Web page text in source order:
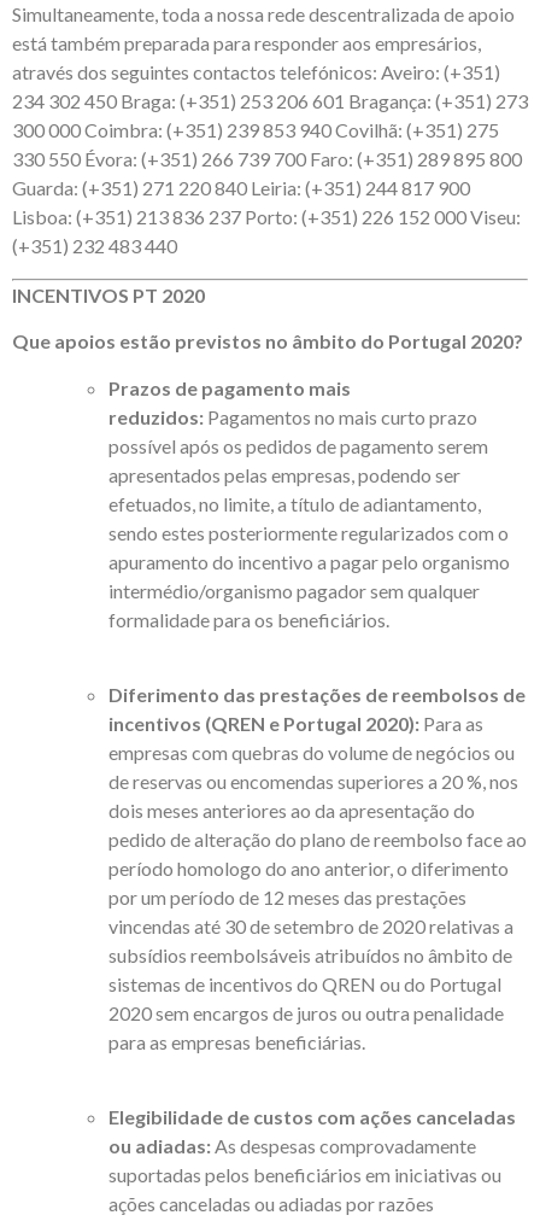
Simultaneamente, toda a nossa rede descentralizada de apoio
está também preparada para responder aos empresários,
através dos seguintes contactos telefónicos: Aveiro: (+351)
234 302 450 Braga: (+351) 253 206 601 Bragança: (+351) 273
300 000 Coimbra: (+351) 239 853 940 Covilhã: (+351) 275
330 550 Évora: (+351) 266 739 700 Faro: (+351) 289 895 800
Guarda: (+351) 271 220 840 Leiria: (+351) 244 817 900
Lisboa: (+351) 213 836 237 Porto: (+351) 226 152 000 Viseu:
(+351) 232 483 440
INCENTIVOS PT 2020
Que apoios estão previstos no âmbito do Portugal 2020?
Prazos de pagamento mais
reduzidos: Pagamentos no mais curto prazo
possível após os pedidos de pagamento serem
apresentados pelas empresas, podendo ser
efetuados, no limite, a título de adiantamento,
sendo estes posteriormente regularizados com o
apuramento do incentivo a pagar pelo organismo
intermédio/organismo pagador sem qualquer
formalidade para os beneficiários.
Diferimento das prestações de reembolsos de
incentivos (QREN e Portugal 2020): Para as
empresas com quebras do volume de negócios ou
de reservas ou encomendas superiores a 20 %, nos
dois meses anteriores ao da apresentação do
pedido de alteração do plano de reembolso face ao
período homologo do ano anterior, o diferimento
por um período de 12 meses das prestações
vincendas até 30 de setembro de 2020 relativas a
subsídios reembolsáveis atribuídos no âmbito de
sistemas de incentivos do QREN ou do Portugal
2020 sem encargos de juros ou outra penalidade
para as empresas beneficiárias.
Elegibilidade de custos com ações canceladas
ou adiadas:As despesas comprovadamente
suportadas pelos beneficiários em iniciativas ou
ações canceladas ou adiadas por razões